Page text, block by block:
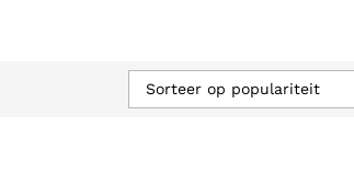
Sorteer op populariteit